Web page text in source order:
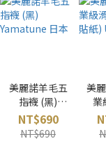
美麗諾羊毛五
指襪 (黑)
Yamatune 日
本
NT$690
NT$690
美
業
(